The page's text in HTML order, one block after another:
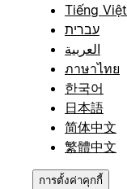
Tiếng Việt
עברית
العربية
ภาษาไทย
한국어
日本語
简体中文
繁體中文
การตั้งค่าคุกกี้